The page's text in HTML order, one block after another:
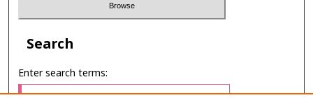
Search
Enter search terms: